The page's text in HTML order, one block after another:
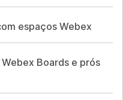
espaços Webex
Boards e prós